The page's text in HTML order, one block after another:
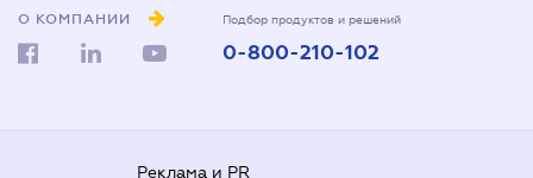
О КОМПАНИИ Подбор продуктов и решений
0-800-210-102
Реклама и PR